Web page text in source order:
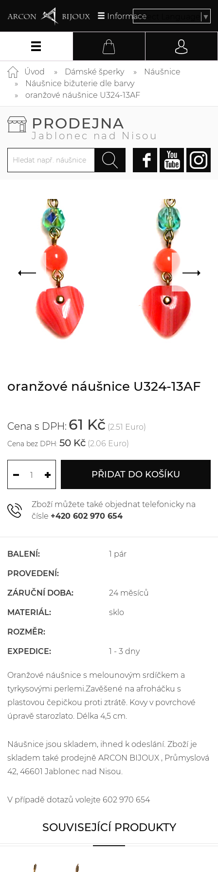
InformaceSelect Language ▼
Úvod Dámské šperky
Náušnice
Náušnice bižuterie dle barvy
oranžové náušnice U324-13AF
PRODEJNA
Jablonec nad Nisou
oranžové náušnice U324-13AF
Cena s DPH: 61 Kč (2.51 Euro)
Cena bez DPH: 50 Kč (2.06 Euro)
PŘIDAT DO KOŠÍKU
Zboží můžete také objednat telefonicky na
čísle +420 602 970 654
BALENÍ: 1 pár
PROVEDENÍ:
ZÁRUČNÍ DOBA: 24 měsíců
MATERIÁL: sklo
ROZMĚR:
EXPEDICE: 1 - 3 dny
Oranžové náušnice s melounovým srdíčkem a
tyrkysovými perlemi.Zavěšené na afroháčku s
plastovou čepičkou proti ztrátě. Kovy v povrchové
úpravě starozlato. Délka 4,5 cm.
Náušnice jsou skladem, ihned k odeslání. Zboží je
skladem také prodejně ARCON BIJOUX , Průmyslová
42, 46601 Jablonec nad Nisou.
V případě dotazů volejte 602 970 654
SOUVISEJÍCÍ PRODUKTY